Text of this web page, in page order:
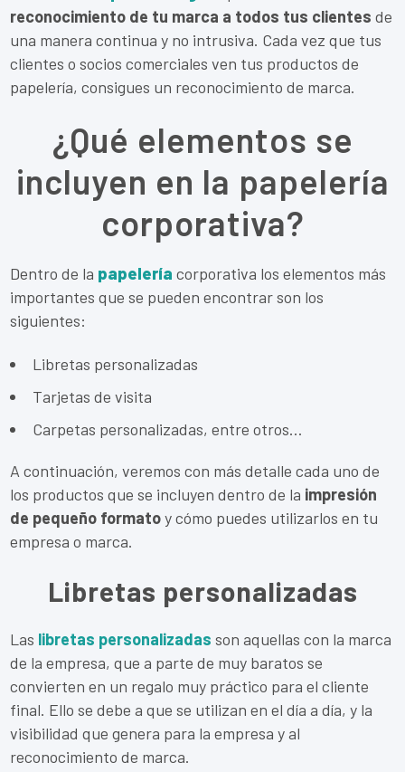
reconocimiento de tu marca a todos tus clientes de
una manera continua y no intrusiva. Cada vez que tus
clientes o socios comerciales ven tus productos de
papelería, consigues un reconocimiento de marca.
¿Qué elementos se
incluyen en la papelería
corporativa?
Dentro de la papelería corporativa los elementos más
importantes que se pueden encontrar son los
siguientes:
Libretas personalizadas
Tarjetas de visita
Carpetas personalizadas, entre otros…
A continuación, veremos con más detalle cada uno de
los productos que se incluyen dentro de la impresión
de pequeño formatoy cómo puedes utilizarlos en tu
empresa o marca.
Libretas personalizadas
Las libretas personalizadas son aquellas con la marca
de la empresa, que a parte de muy baratos se
convierten en un regalo muy práctico para el cliente
final. Ello se debe a que se utilizan en el día a día, y la
visibilidad que genera para la empresa y al
reconocimiento de marca.